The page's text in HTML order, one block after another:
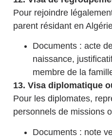
Pour rejoindre
parent résidant en
Documents : acte
naissance,
membre de la
13. Visa diplomatique
Pour les diplomates,
personnels de missions
Documents : note